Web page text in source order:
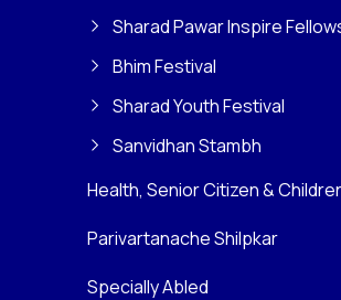
Sharad Pawar Inspire
Bhim Festival
Sharad Youth Festival
Sanvidhan Stambh
Health, Senior Citizen &
Parivartanache Shilpkar
Specially Abled